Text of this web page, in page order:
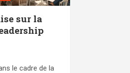
sur la
le cadre de la